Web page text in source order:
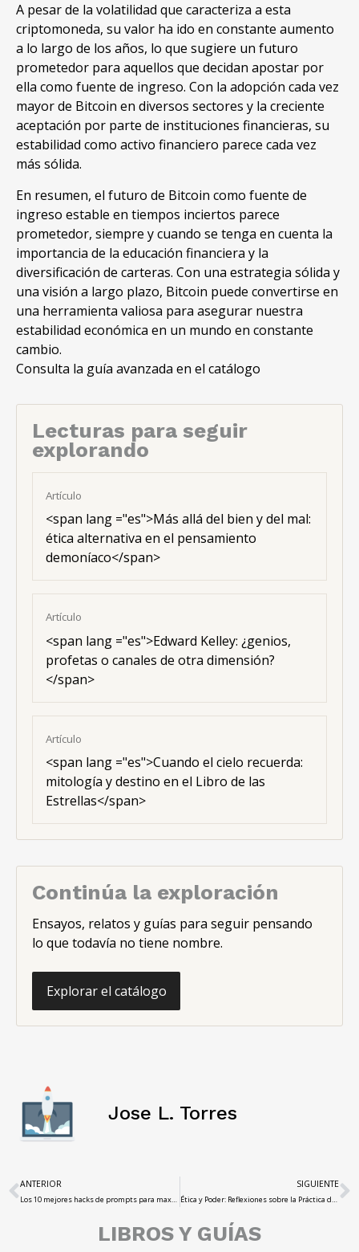
A pesar de la volatilidad que caracteriza a esta
criptomoneda, su valor ha ido en constante aumento
a lo largo de los años, lo que sugiere un futuro
prometedor para aquellos que decidan apostar por
ella como fuente de ingreso. Con la adopción cada vez
mayor de Bitcoin en diversos sectores y la creciente
aceptación por parte de instituciones financieras, su
estabilidad como activo financiero parece cada vez
más sólida.
En resumen, el futuro de Bitcoin como fuente de
ingreso estable en tiempos inciertos parece
prometedor, siempre y cuando se tenga en cuenta la
importancia de la educación financiera y la
diversificación de carteras. Con una estrategia sólida y
una visión a largo plazo, Bitcoin puede convertirse en
una herramienta valiosa para asegurar nuestra
estabilidad económica en un mundo en constante
cambio.
Consulta la guía avanzada en el catálogo
Lecturas para seguir
explorando
Artículo
<span lang ="es">Más allá del bien y del mal:
ética alternativa en el pensamiento
demoníaco</span>
Artículo
<span lang ="es">Edward Kelley: ¿genios,
profetas o canales de otra dimensión?
</span>
Artículo
<span lang ="es">Cuando el cielo recuerda:
mitología y destino en el Libro de las
Estrellas</span>
Continúa la exploración
Ensayos, relatos y guías para seguir pensando
lo que todavía no tiene nombre.
Explorar el catálogo
Jose L. Torres
ANTERIOR
Los 10 mejores hacks de prompts para maximizar la creatividad con ChatGPT
SIGUIENTE
Ética y Poder: Reflexiones sobre la Práctica de la Magia Negra
LIBROS Y GUÍAS